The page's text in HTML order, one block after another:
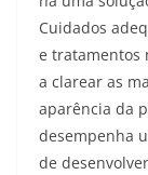
Cuidados
e tratamentos
a clarear as
aparência da
desempenha
de